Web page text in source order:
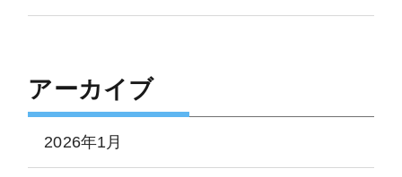
アーカイブ
2026年1月